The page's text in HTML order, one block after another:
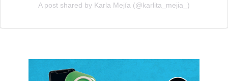
A post shared by Karla Mejía (@karlita_mejia_)